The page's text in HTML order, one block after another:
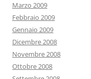
Marzo 2009
Febbraio 2009
Gennaio 2009
Dicembre 2008
Novembre 2008
Ottobre 2008